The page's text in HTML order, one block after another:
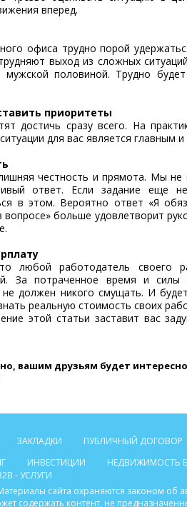
вперед.
офиса трудно порой
выход из сложных
мужской половиной. Трудно
приоритеты
достичь сразу всего. На
для вас является главным
честность и прямота. Мы
ответ. Если задание еще
в этом. Вероятно ответ «Я
вопросе» больше удовлетворит
любой работодатель своего
За потраченное время и
не должен никого смущать. И
реальную стоимость своих
этой статьи заставит вас
вашим друзьям будет
ЗАКЛАДКИ
ПУБЛИЧНЫЙ ДОГОВОР
ИНВЕСТИЦИИ
НЕДВИЖИМОСТЬ
- УСЛУГИ
сайта охраняются законом об
содержать контент, не